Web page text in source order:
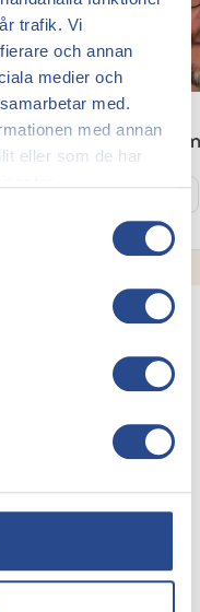
trafik. Vi
och annan
medier och
med.
med annan
eller som de har
David
Kärlkirurg
Läs mer
och
som ska